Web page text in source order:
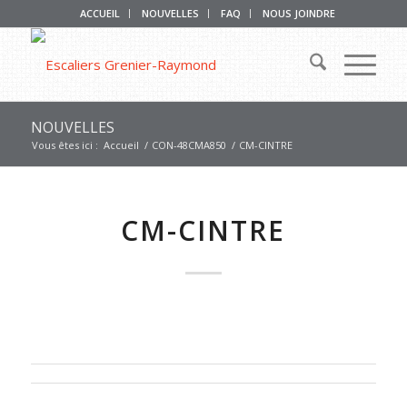
ACCUEIL NOUVELLES FAQ NOUS JOINDRE
NOUVELLES
Vous êtes ici : Accueil / CON-48CMA850 / CM-CINTRE
CM-CINTRE